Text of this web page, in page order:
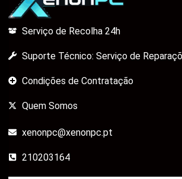
Serviço de Recolha 24h
Suporte Técnico: Serviço de
Condições de Contratação
Quem Somos
xenonpc@xenonpc.pt
210203164